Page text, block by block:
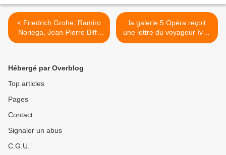
< Friedrich Grohe, Ramiro
Noriega, Jean-Pierre Biffi,
Jeanne Painchaud
la galerie 5 Opéra reçoit
une lettre du voyageur Ivan
Sigg >
Hébergé par Overblog
Top articles
Pages
Contact
Signaler un abus
C.G.U.